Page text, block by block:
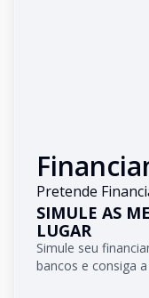
Pretende
SIMULE AS
LUGAR
Simule seu
bancos e consiga